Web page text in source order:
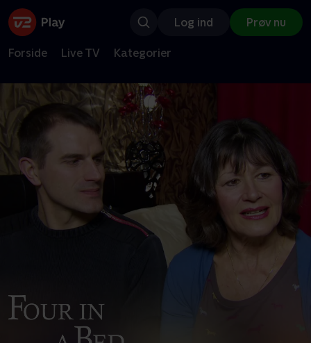
Log ind Prøv nu
Forside Live TV Kategorier